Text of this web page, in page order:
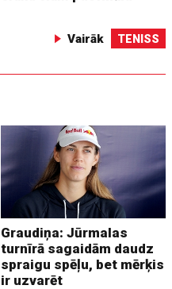
Vairāk TENISS
Graudiņa: Jūrmalas
turnīrā sagaidām daudz
spraigu spēļu, bet mērķis
ir uzvarēt